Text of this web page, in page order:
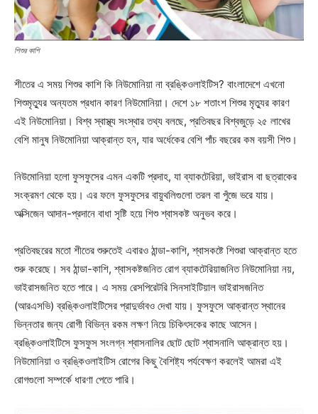
শিশুর কাশি
শীতের এ সময় শিশুর কাশি কি নিউমোনিয়া না ব্রঙ্কিওলাইটিস? বাংলাদেশে এখনো
শিশুমৃত্যুর অন্যতম প্রধান কারণ নিউমোনিয়া। দেশে ১৮ শতাংশ শিশুর মৃত্যুর কারণ
এই নিউমোনিয়া। বিশ্ব স্বাস্থ্য সংস্থার তথ্য বলছে, প্রতিবছর বিশ্বজুড়ে ২৫ লাখের
বেশি মানুষ নিউমোনিয়া আক্রান্ত হন, যার অর্ধেকের বেশি পাঁচ বছরের কম বয়সী শিশু।
নিউমোনিয়া হলো ফুসফুসের এমন একটি প্রদাহ, যা ব্যাকটেরিয়া, ভাইরাস বা ছত্রাকের
সংক্রমণ থেকে হয়। এর ফলে ফুসফুসের বায়ুথলিগুলো তরল বা পুঁজে ভরে যায়।
অক্সিজেন আদান-প্রদানে বাধা সৃষ্টি হয়ে শিশু শ্বাসকষ্ট অনুভব করে।
প্রতিবছরের মতো শীতের শুরুতেই এবারও ঠান্ডা-কাশি, শ্বাসকষ্টে শিশুরা আক্রান্ত হতে
শুরু করেছে। সব ঠান্ডা-কাশি, শ্বাসকষ্টজনিত রোগ ব্যাকটেরিয়াজনিত নিউমোনিয়া নয়,
ভাইরাসজনিত হতে পারে। এ সময় রেসপিরেটরি সিনসাইটিয়াল ভাইরাসজনিত
(আরএসভি) ব্রঙ্কিওলাইটিসের প্রাদুর্ভাবও দেখা যায়। ফুসফুসে আক্রান্ত স্থানের
ভিন্নতার জন্য রোগী বিভিন্ন রকম লক্ষণ নিয়ে চিকিৎসকের কাছে আসেন।
ব্রঙ্কিওলাইটিসে ফুসফুস সংলগ্ন শ্বাসনালির ছোট ছোট শ্বাসনালি আক্রান্ত হয়।
নিউমোনিয়া ও ব্রঙ্কিওলাইটিস রোগের কিছু বৈশিষ্ট্য পর্যবেক্ষণ করলেই আমরা এই
রোগগুলো সম্পর্কে ধারণা পেতে পারি।